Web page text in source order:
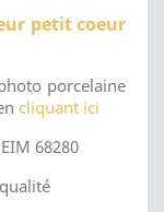
petit coeur
porcelaine
cliquant ici
68280